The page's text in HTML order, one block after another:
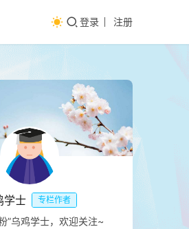
登录 注册
学士 专栏作者
”乌鸡学士，欢迎关注~